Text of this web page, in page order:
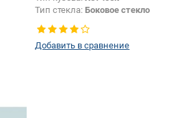
Тип стекла: Боковое стекло
правое
Добавить в сравнение